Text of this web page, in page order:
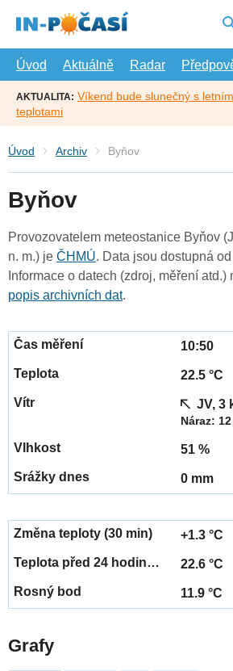
hlavní
Úvod
Aktuálně Radar
AKTUALITA: Víkend bude slunečný s
teplotami
Úvod Archiv Byňov
Byňov
Provozovatelem meteostanice Byňov
n. m.) je ČHMÚ. Data jsou dostupná
Informace o datech (zdroj, měření
popis archivních dat.
10:50
22.5 °C
JV, 3
Náraz:
51 %
0 mm
+1.3 °C
22.6 °C
11.9 °C
Grafy